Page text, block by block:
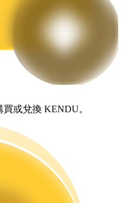
或兌換 KENDU。